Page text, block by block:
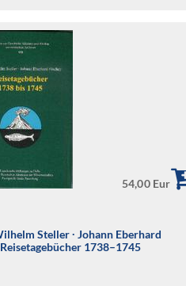
54,00 Eur
Steller ∙ Johann Eberhard
1738–1745